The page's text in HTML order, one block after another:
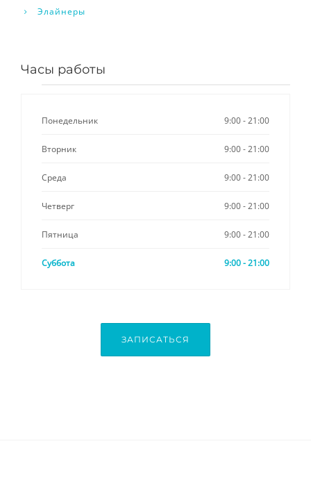
Элайнеры
Часы работы
Понедельник 9:00 - 21:00
Вторник 9:00 - 21:00
Среда 9:00 - 21:00
Четверг 9:00 - 21:00
Пятница 9:00 - 21:00
Суббота 9:00 - 21:00
ЗАПИСАТЬСЯ